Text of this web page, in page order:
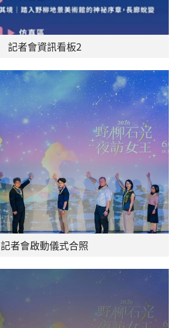
記者會資訊看板2
記者會啟動儀式合照